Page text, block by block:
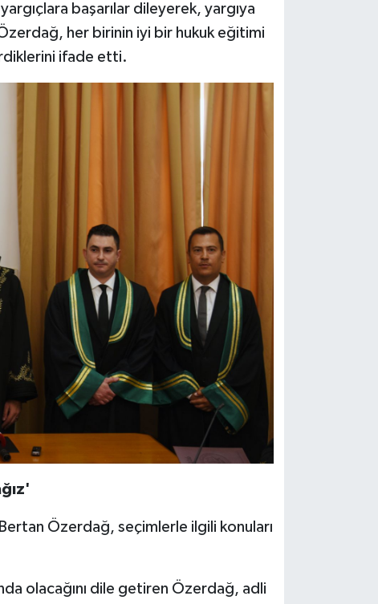
başarılar dileyerek, yargıya
her birinin iyi bir hukuk eğitimi
ifade etti.
Bertan Özerdağ, seçimlerle ilgili konuları
olacağını dile getiren Özerdağ, adli